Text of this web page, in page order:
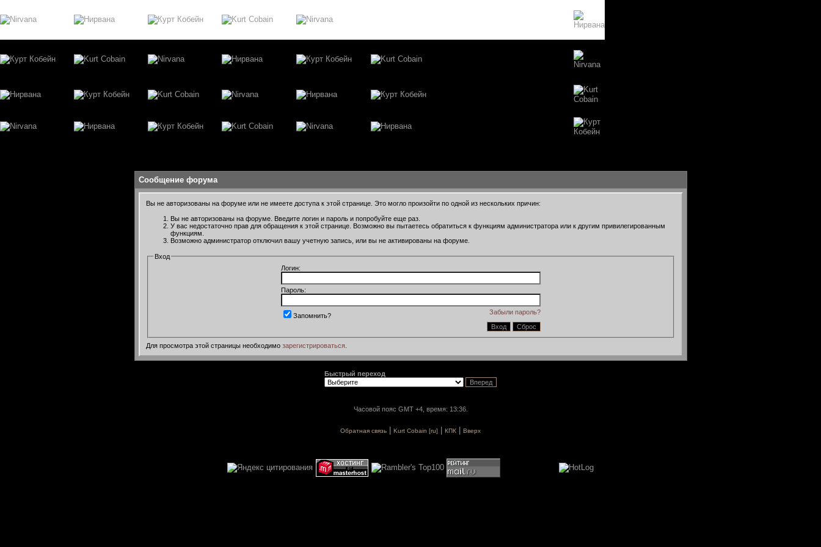
Сообщение форума
Вы не авторизованы на форуме или не имеете доступа к этой странице. Это могло произойти по одной из нескольких причин:
Вы не авторизованы на форуме. Введите логин и пароль и попробуйте еще раз.
У вас недостаточно прав для обращения к этой странице. Возможно вы пытаетесь обратиться к функциям администратора или к другим привилегированным
функциям.
Возможно администратор отключил вашу учетную запись, или вы не активированы на форуме.
Вход
Логин:
Пароль:
Забыли пароль?
Запомнить?
Для просмотра этой страницы необходимо зарегистрироваться.
Быстрый переход
Часовой пояс GMT +4, время: 13:36.
Обратная связь Kurt Cobain [ru] КПК Вверх